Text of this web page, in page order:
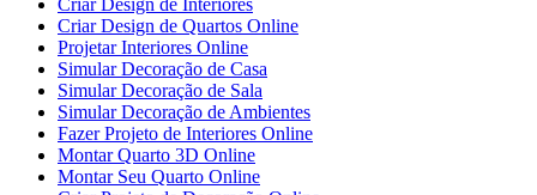
Criar Design de Interiores
Criar Design de Quartos Online
Projetar Interiores Online
Simular Decoração de Casa
Simular Decoração de Sala
Simular Decoração de Ambientes
Fazer Projeto de Interiores Online
Montar Quarto 3D Online
Montar Seu Quarto Online